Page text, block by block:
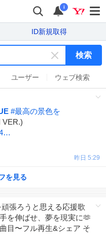
i
ID新規取得
キ
ー
ワ
ド
検索
ユーザー ウェブ検索
#最高の景色を
VER.)
昨日 5:29
を見る
張ろうと思える応援歌
を伸ばせ、夢を現実に🫶
目〜フル再生&シェア そ